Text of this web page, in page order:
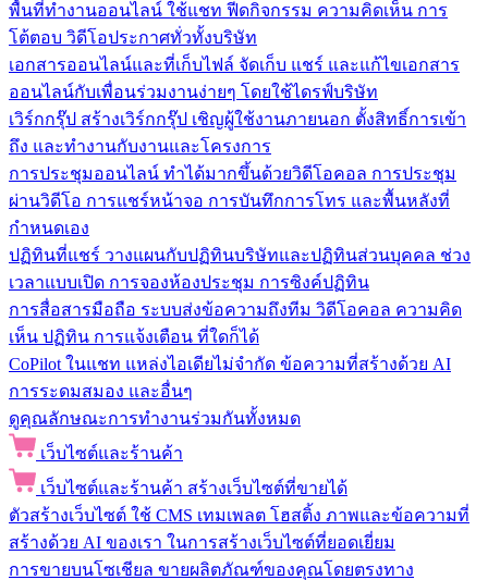
พื้นที่ทำงานออนไลน์ ใช้แชท ฟีดกิจกรรม ความคิดเห็น การ
โต้ตอบ วิดีโอประกาศทั่วทั้งบริษัท
เอกสารออนไลน์และที่เก็บไฟล์ จัดเก็บ แชร์ และแก้ไขเอกสาร
ออนไลน์กับเพื่อนร่วมงานง่ายๆ โดยใช้ไดรฟ์บริษัท
เวิร์กกรุ๊ป สร้างเวิร์กกรุ๊ป เชิญผู้ใช้งานภายนอก ตั้งสิทธิ์การเข้า
ถึง และทำงานกับงานและโครงการ
การประชุมออนไลน์ ทำได้มากขึ้นด้วยวิดีโอคอล การประชุม
ผ่านวิดีโอ การแชร์หน้าจอ การบันทึกการโทร และพื้นหลังที่
กำหนดเอง
ปฏิทินที่แชร์ วางแผนกับปฏิทินบริษัทและปฏิทินส่วนบุคคล ช่วง
เวลาแบบเปิด การจองห้องประชุม การซิงค์ปฏิทิน
การสื่อสารมือถือ ระบบส่งข้อความถึงทีม วิดีโอคอล ความคิด
เห็น ปฏิทิน การแจ้งเตือน ที่ใดก็ได้
CoPilot ในแชท แหล่งไอเดียไม่จำกัด ข้อความที่สร้างด้วย AI
การระดมสมอง และอื่นๆ
ดูคุณลักษณะการทำงานร่วมกันทั้งหมด
เว็บไซต์และร้านค้า
เว็บไซต์และร้านค้า สร้างเว็บไซต์ที่ขายได้
ตัวสร้างเว็บไซต์ ใช้ CMS เทมเพลต โฮสติ้ง ภาพและข้อความที่
สร้างด้วย AI ของเรา ในการสร้างเว็บไซต์ที่ยอดเยี่ยม
การขายบนโซเชียล ขายผลิตภัณฑ์ของคุณโดยตรงทาง